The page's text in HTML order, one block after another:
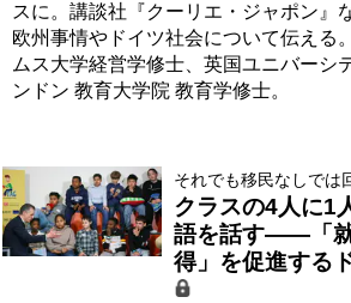
スに。講談社『クーリエ・ジャポン』
欧州事情やドイツ社会について伝える
ムス大学経営学修士、英国ユニバーシ
ンドン 教育大学院 教育学修士。
それでも移民なしでは
クラスの4人に1
語を話す――「
得」を促進する